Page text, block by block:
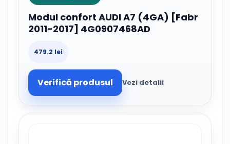
Modul confort AUDI A7 (4GA) [Fabr
2011-2017] 4G0907468AD
479.2 lei
Verifică produsul Vezi detalii